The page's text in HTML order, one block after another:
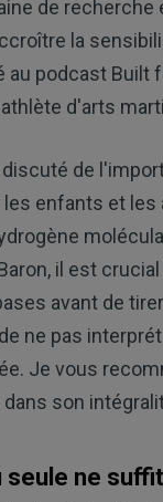
de recherche
la
au podcast Built
d'arts
de
les enfants et les
il est crucial
avant de
ne pas
Je vous
son
seule ne